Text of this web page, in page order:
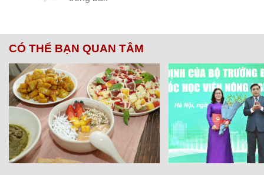
CÓ THỂ BẠN QUAN TÂM